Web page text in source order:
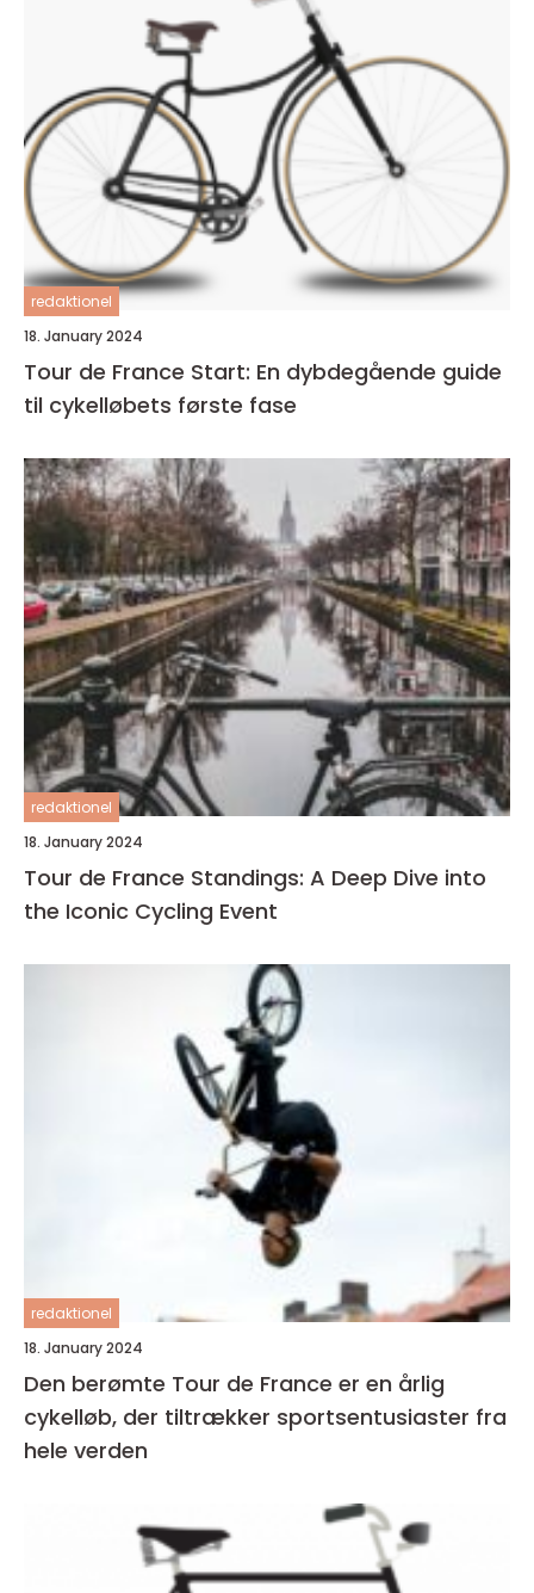
redaktionel
18. January 2024
Tour de France Start: En dybdegående guide
til cykelløbets første fase
redaktionel
18. January 2024
Tour de France Standings: A Deep Dive into
the Iconic Cycling Event
redaktionel
18. January 2024
Den berømte Tour de France er en årlig
cykelløb, der tiltrækker sportsentusiaster fra
hele verden